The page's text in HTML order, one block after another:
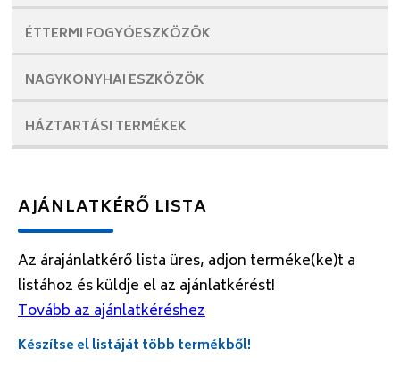
ÉTTERMI FOGYÓESZKÖZÖK
NAGYKONYHAI ESZKÖZÖK
HÁZTARTÁSI TERMÉKEK
AJÁNLATKÉRŐ LISTA
Az árajánlatkérő lista üres, adjon terméke(ke)t a
listához és küldje el az ajánlatkérést!
Tovább az ajánlatkéréshez
Készítse el listáját több termékből!